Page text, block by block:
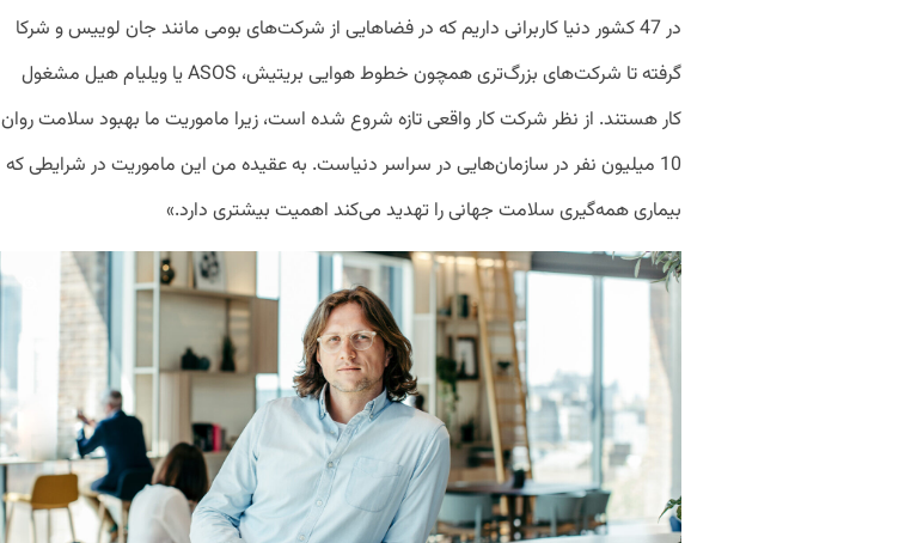
در 47 کشور دنیا کاربرانی داریم که در فضاهایی از شرکت‌های بومی مانند جان لوییس و شرکا
گرفته تا شرکت‌های بزرگ‌تری همچون خطوط هوایی بریتیش، ASOS یا ویلیام هیل مشغول
کار هستند. از نظر شرکت کار واقعی تازه شروع شده است، زیرا ماموریت ما بهبود سلامت روان
10 میلیون نفر در سازمان‌هایی در سراسر دنیاست. به عقیده من این ماموریت در شرایطی که
بیماری همه‌گیری سلامت جهانی را تهدید می‌کند اهمیت بیشتری دارد.»